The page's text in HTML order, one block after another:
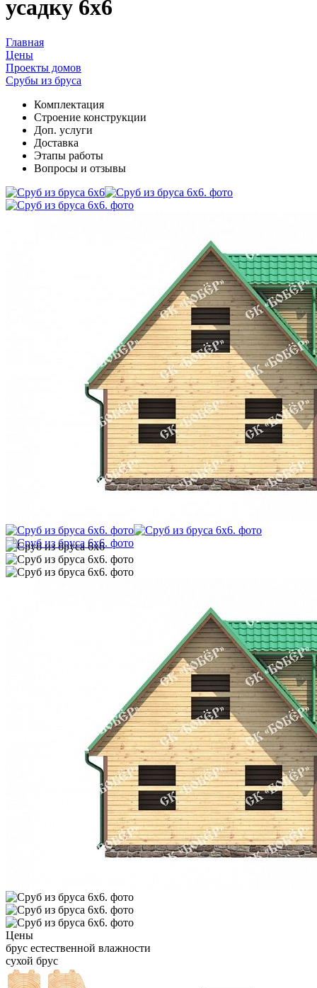
усадку 6х6
Главная
Цены
Проекты домов
Срубы из бруса
Комплектация
Cтроение конструкции
Доп. услуги
Доставка
Этапы работы
Вопросы и отзывы
Цены
брус естественной влажности
сухой брус